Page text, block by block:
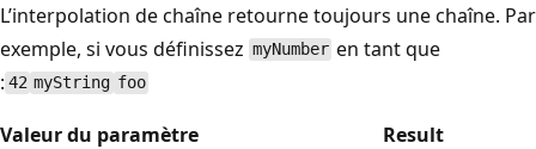
L’interpolation de chaîne retourne toujours une chaîne. Par
exemple, si vous définissez myNumber en tant que
: 42 myString foo
Valeur du paramètre
Result